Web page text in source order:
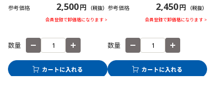
参考価格 2,500円 （税抜）
会員登録で卸価格になります >
数量
参考価格 2,450円 （税抜）
会員登録で卸価格になります >
数量